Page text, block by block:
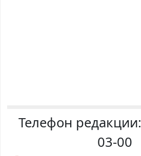
Телефон редакции:
03-00